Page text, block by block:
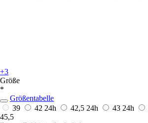
+3
Größe
*
Größentabelle
39
42 24h 42,5 24h 43 24h
45,5